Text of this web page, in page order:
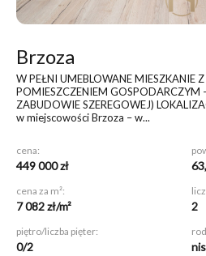
Brzoza
W PEŁNI UMEBLOWANE MIESZKANIE
POMIESZCZENIEM GOSPODARCZYM
ZABUDOWIE SZEREGOWEJ)
w miejscowości Brzoza – w...
cena:
449 000 zł
cena za m²:
7 082 zł/m² 2
piętro/liczba pięter:
0/2